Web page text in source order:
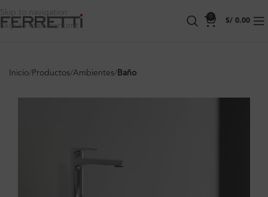
Skip to navigation
Skip to main content
0
S/ 0.00
Inicio Productos Ambientes Baño